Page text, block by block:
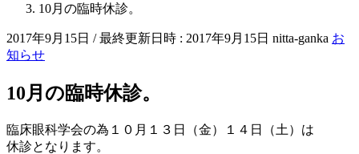
10月の臨時休診。
2017年9月15日 / 最終更新日時 : 2017年9月15日 nitta-ganka お
知らせ
10月の臨時休診。
臨床眼科学会の為１０月１３日（金）１４日（土）は
休診となります。